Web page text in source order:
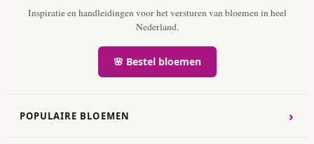
Inspiratie en handleidingen voor het versturen van bloemen in heel
Nederland.
🌸 Bestel bloemen
POPULAIRE BLOEMEN ›